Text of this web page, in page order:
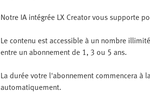
Notre IA intégrée LX Creator vous supporte
Le contenu est accessible à un nombre
entre un abonnement de 1, 3 ou 5 ans.
La durée votre l'abonnement commencera à
automatiquement.